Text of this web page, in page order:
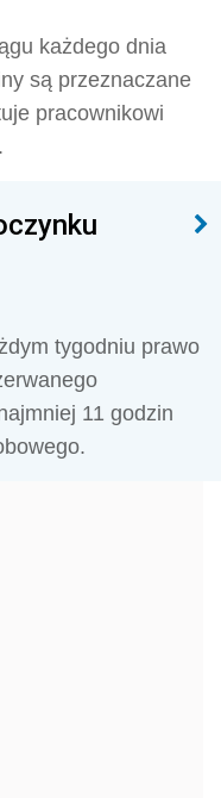
każdego dnia
są przeznaczane
pracownikowi
tygodniu prawo
11 godzin